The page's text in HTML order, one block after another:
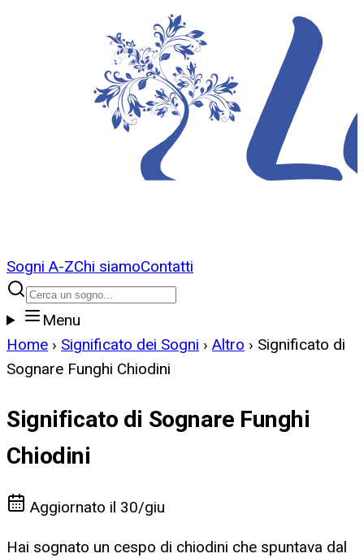
Sogni A-ZChi siamoContatti
Menu
Home › Significato dei Sogni › Altro › Significato di
Sognare Funghi Chiodini
Significato di Sognare Funghi
Chiodini
Aggiornato il 30/giu
Hai sognato un cespo di chiodini che spuntava dal